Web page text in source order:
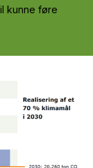
kunne føre